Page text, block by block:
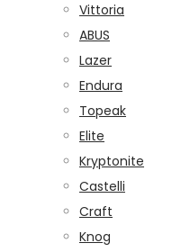
Vittoria
ABUS
Lazer
Endura
Topeak
Elite
Kryptonite
Castelli
Craft
Knog